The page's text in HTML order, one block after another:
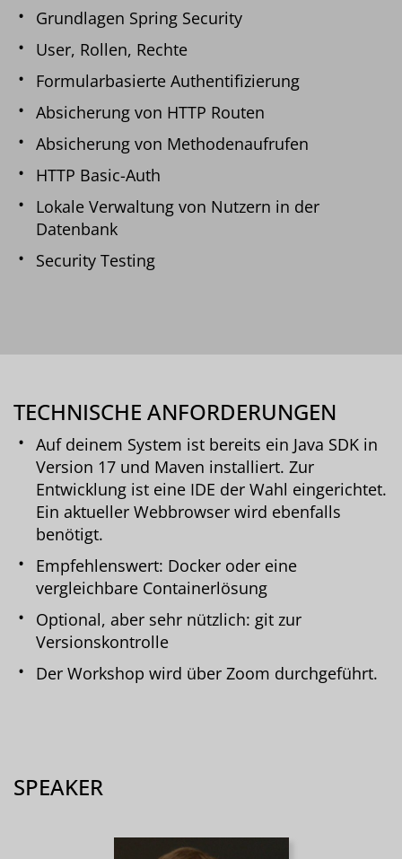
Grundlagen Spring Security
User, Rollen, Rechte
Formularbasierte Authentifizierung
Absicherung von HTTP Routen
Absicherung von Methodenaufrufen
HTTP Basic-Auth
Lokale Verwaltung von Nutzern in der
Datenbank
Security Testing
TECHNISCHE ANFORDERUNGEN
Auf deinem System ist bereits ein Java SDK in
Version 17 und Maven installiert. Zur
Entwicklung ist eine IDE der Wahl eingerichtet.
Ein aktueller Webbrowser wird ebenfalls
benötigt.
Empfehlenswert: Docker oder eine
vergleichbare Containerlösung
Optional, aber sehr nützlich: git zur
Versionskontrolle
Der Workshop wird über Zoom durchgeführt.
SPEAKER